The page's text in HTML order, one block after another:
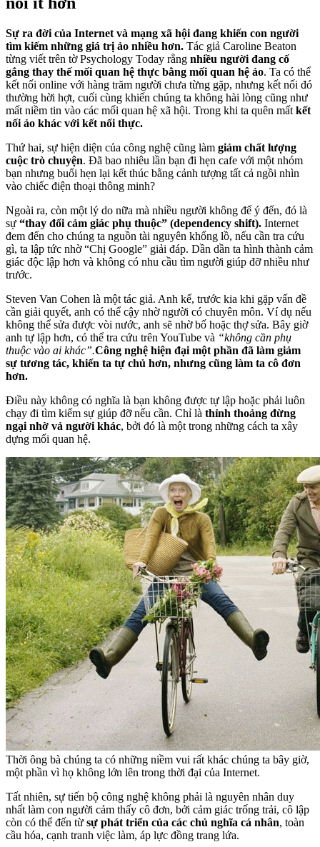
Sự ra đời của Internet và mạng xã hội đang khiến con người
tìm kiếm những giá trị ảo nhiều hơn. Tác giả Caroline Beaton
từng viết trên tờ Psychology Today rằng nhiều người đang cố
gắng thay thế mối quan hệ thực bằng mối quan hệ ảo. Ta có thể
kết nối online với hàng trăm người chưa từng gặp, nhưng kết nối đó
thường hời hợt, cuối cùng khiến chúng ta không hài lòng cũng như
mất niềm tin vào các mối quan hệ xã hội. Trong khi ta quên mất kết
nối ảo khác với kết nối thực.
Thứ hai, sự hiện diện của công nghệ cũng làm giảm chất lượng
cuộc trò chuyện. Đã bao nhiêu lần bạn đi hẹn cafe với một nhóm
bạn nhưng buổi hẹn lại kết thúc bằng cảnh tượng tất cả ngồi nhìn
vào chiếc điện thoại thông minh?
Ngoài ra, còn một lý do nữa mà nhiều người không để ý đến, đó là
sự “thay đổi cảm giác phụ thuộc” (dependency shift). Internet
đem đến cho chúng ta nguồn tài nguyên khổng lồ, nếu cần tra cứu
gì, ta lập tức nhờ “Chị Google” giải đáp. Dần dần ta hình thành cảm
giác độc lập hơn và không có nhu cầu tìm người giúp đỡ nhiều như
trước.
Steven Van Cohen là một tác giả. Anh kể, trước kia khi gặp vấn đề
cần giải quyết, anh có thể cậy nhờ người có chuyên môn. Ví dụ nếu
không thể sửa được vòi nước, anh sẽ nhờ bố hoặc thợ sửa. Bây giờ
anh tự lập hơn, có thể tra cứu trên YouTube và “không cần phụ
thuộc vào ai khác”.Công nghệ hiện đại một phần đã làm giảm
sự tương tác, khiến ta tự chủ hơn, nhưng cũng làm ta cô đơn
hơn.
Điều này không có nghĩa là bạn không được tự lập hoặc phải luôn
chạy đi tìm kiếm sự giúp đỡ nếu cần. Chỉ là thỉnh thoảng đừng
ngại nhờ vả người khác, bởi đó là một trong những cách ta xây
dựng mối quan hệ.
Thời ông bà chúng ta có những niềm vui rất khác chúng ta bây giờ,
một phần vì họ không lớn lên trong thời đại của Internet.
Tất nhiên, sự tiến bộ công nghệ không phải là nguyên nhân duy
nhất làm con người cảm thấy cô đơn, bởi cảm giác trống trải, cô lập
còn có thể đến từ sự phát triển của các chủ nghĩa cá nhân, toàn
cầu hóa, cạnh tranh việc làm, áp lực đồng trang lứa.